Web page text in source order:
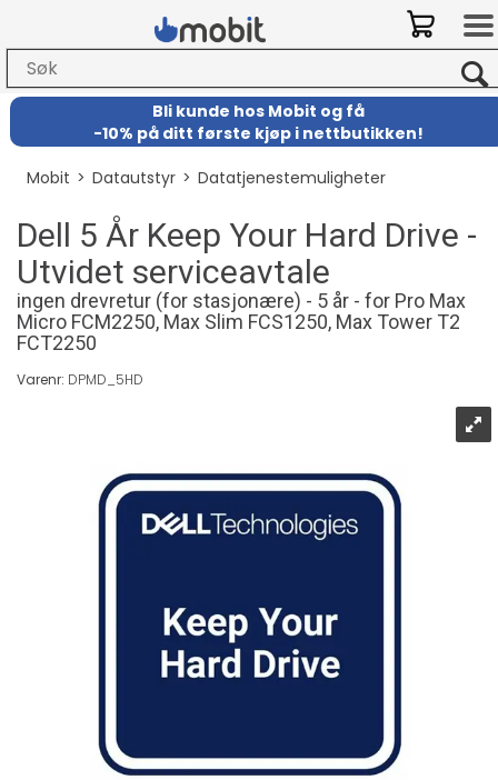
Bli kunde hos Mobit og få
-10% på ditt første kjøp i nettbutikken!
Mobit>Datautstyr>Datatjenestemuligheter
Dell 5 År Keep Your Hard Drive -
Utvidet serviceavtale
ingen drevretur (for stasjonære) - 5 år - for Pro Max
Micro FCM2250, Max Slim FCS1250, Max Tower T2
FCT2250
Varenr: DPMD_5HD